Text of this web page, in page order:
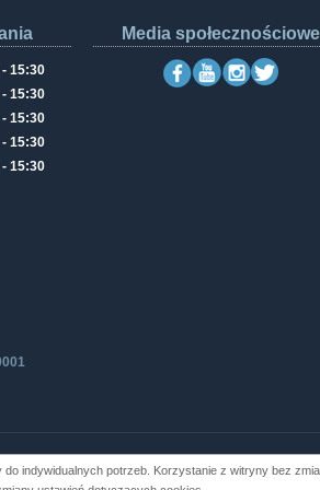
15:30
15:30
15:30
15:30
15:30
Media społecznościowe
Produkcja i hosting: ZETO-RZESZÓW
indywidualnych potrzeb. Korzystanie z witryny bez